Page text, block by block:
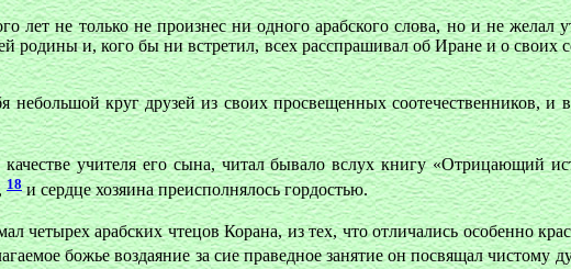
лет не только не произнес ни одного арабского слова, но и не
родины и, кого бы ни встретил, всех расспрашивал об Иране и о
круг друзей из своих просвещенных соотечественников, и
учителя его сына, читал бывало вслух книгу «Отрицающий
18и сердце хозяина преисполнялось гордостью.
четырех арабских чтецов Корана, из тех, что отличались особенно
божье воздаяние за сие праведное занятие он посвящал чистому